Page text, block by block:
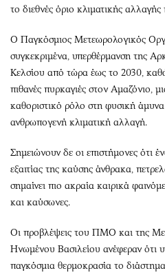
Εικαστικά
Βιβλίο
Χειρόγραφα
το διεθνές όριο κλιματικής
Ο Παγκόσμιος Μετεωρολογικός
συγκεκριμένα, υπερθέρμανση της
Κελσίου από τώρα έως το 2030,
πιθανές πυρκαγιές στον Αμαζόνιο,
καθοριστικό ρόλο στη φυσική
ανθρωπογενή κλιματική αλλαγή.
Σημειώνουν δε οι επιστήμονες ότι
εξαιτίας της καύσης άνθρακα,
σημαίνει πιο ακραία καιρικά
και καύσωνες.
Οι προβλέψεις του ΠΜΟ και της
Ηνωμένου Βασιλείου ανέφεραν ότι
παγκόσμια θερμοκρασία το